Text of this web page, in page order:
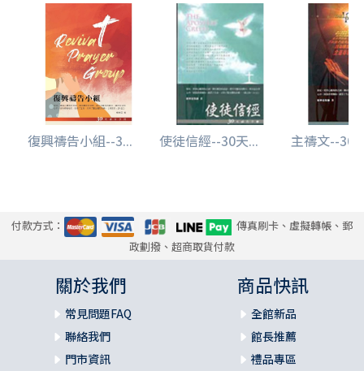
復興禱告小組--3... 使徒信經--30天... 主禱文--30
付款方式：
傳真刷卡、虛擬轉帳、郵
政劃撥、超商取貨付款
關於我們
常見問題FAQ
聯絡我們
門市資訊
商品快訊
全館新品
館長推薦
禮品專區